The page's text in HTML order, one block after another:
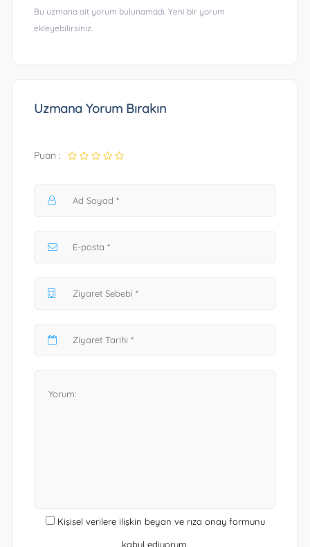
Bu uzmana ait yorum bulunamadı. Yeni bir yorum
ekleyebilirsiniz.
Uzmana Yorum Bırakın
Puan :
Kişisel verilere ilişkin beyan ve rıza onay formunu
kabul ediyorum.